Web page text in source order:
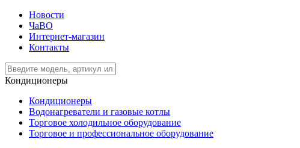
Новости
ЧаВО
Интернет-магазин
Контакты
Кондиционеры
Кондиционеры
Водонагреватели и газовые котлы
Торговое холодильное оборудование
Торговое и профессиональное оборудование